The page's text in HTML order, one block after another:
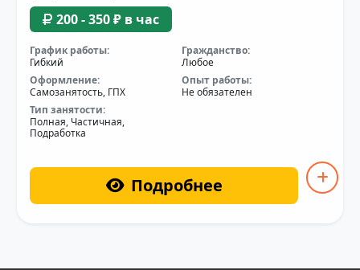
200 - 350 ₽ в час
График работы:
Гибкий
Гражданство:
Любое
Оформление:
Самозанятость, ГПХ
Опыт работы:
Не обязателен
Тип занятости:
Полная, Частичная,
Подработка
Подробнее